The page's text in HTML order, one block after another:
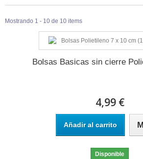
Mostrando 1 - 10 de 10 items
Bolsas Basicas sin cierre
4,99 €
Añadir al carrito
Disponible